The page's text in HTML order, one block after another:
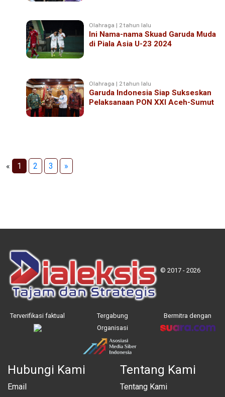
Olahraga | 2 tahun lalu
Ini Nama-nama Skuad Garuda Muda
di Piala Asia U-23 2024
Olahraga | 2 tahun lalu
Garuda Indonesia Siap Sukseskan
Pelaksanaan PON XXI Aceh-Sumut
« 1 2 3 »
© 2017 - 2026
Terverifikasi faktual
Tergabung
Organisasi
Bermitra dengan
Hubungi Kami
Email
Tentang Kami
Tentang Kami